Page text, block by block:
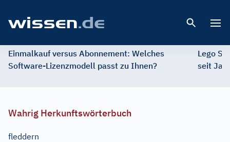
Einmalkauf versus Abonnement: Welches
Software-Lizenzmodell passt zu Ihnen?
Lego
seit
Wahrig Herkunftswörterbuch
fleddern